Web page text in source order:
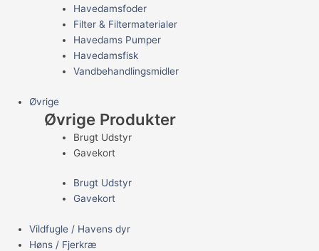
Havedamsfoder
Filter & Filtermaterialer
Havedams Pumper
Havedamsfisk
Vandbehandlingsmidler
Øvrige
Øvrige Produkter
Brugt Udstyr
Gavekort
Brugt Udstyr
Gavekort
Vildfugle / Havens dyr
Høns / Fjerkræ